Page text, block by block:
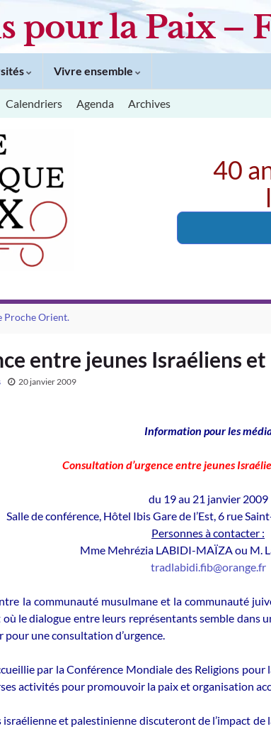
pour la Paix –
Vivre ensemble
Calendriers Agenda Archives
40
Proche Orient.
entre jeunes Israéliens
20 janvier 2009
Information pour les
Consultation d’urgence entre jeunes
du 19 au 21 janvier 2009
Salle de conférence, Hôtel Ibis Gare de l’Est, 6 rue
Personnes à contacter :
Mme Mehrézia LABIDI-MAÏZA ou M.
tradlabidi.fib@orange.fr
la communauté musulmane et la communauté
le dialogue entre leurs représentants semble dans
une consultation d’urgence.
par la Conférence Mondiale des Religions
activités pour promouvoir la paix et organisation
et palestinienne discuteront de l’impact